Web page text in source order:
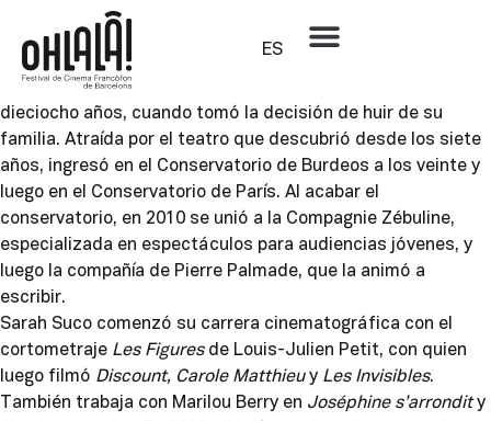
ES
Sarah Suco
Actriz y directora francesa, Sarah Suco pasó diez años de
su vida en una comunidad religiosa carismática, hasta los
dieciocho años, cuando tomó la decisión de huir de su
familia. Atraída por el teatro que descubrió desde los siete
años, ingresó en el Conservatorio de Burdeos a los veinte y
luego en el Conservatorio de París. Al acabar el
conservatorio, en 2010 se unió a la Compagnie Zébuline,
especializada en espectáculos para audiencias jóvenes, y
luego la compañía de Pierre Palmade, que la animó a
escribir.
Sarah Suco comenzó su carrera cinematográfica con el
cortometraje Les Figuresde Louis-Julien Petit, con quien
luego filmó Discount, Carole Matthieuy Les Invisibles.
También trabaja con Marilou Berry en Joséphine s’arrondity